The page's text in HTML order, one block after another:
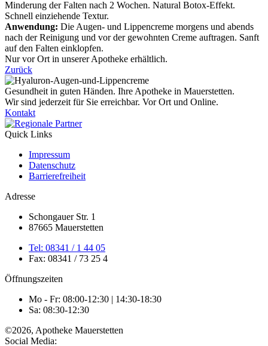
Minderung der Falten nach 2 Wochen. Natural Botox-Effekt.
Schnell einziehende Textur.
Anwendung: Die Augen- und Lippencreme morgens und abends
nach der Reinigung und vor der gewohnten Creme auftragen. Sanft
auf den Falten einklopfen.
Nur vor Ort in unserer Apotheke erhältlich.
Zurück
Gesundheit in guten Händen. Ihre Apotheke in Mauerstetten.
Wir sind jederzeit für Sie erreichbar. Vor Ort und Online.
Kontakt
Quick Links
Impressum
Datenschutz
Barrierefreiheit
Adresse
Schongauer Str. 1
87665 Mauerstetten
Tel: 08341 / 1 44 05
Fax: 08341 / 73 25 4
Öffnungszeiten
Mo - Fr: 08:00-12:30 | 14:30-18:30
Sa: 08:30-12:30
©2026, Apotheke Mauerstetten
Social Media: